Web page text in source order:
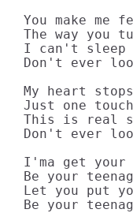
You make
The way you
I can't sleep
Don't ever
My heart
Just one
This is real
Don't ever
I'ma get
Be your
Let you put
Be your